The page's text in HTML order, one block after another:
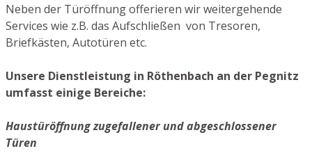
Neben der Türöffnung offerieren wir weitergehende
Services wie z.B. das Aufschließen von Tresoren,
Briefkästen, Autotüren etc.
Unsere Dienstleistung in Röthenbach an der Pegnitz
umfasst einige Bereiche:
Haustüröffnung zugefallener und abgeschlossener
Türen